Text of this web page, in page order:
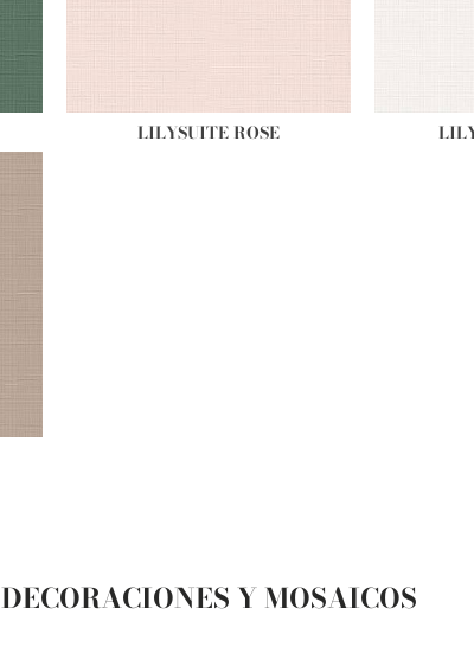
LILYSUITE ROSE
DECORACIONES Y MOSAICOS